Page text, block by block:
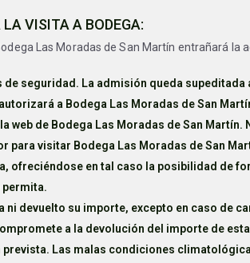
VISITA A BODEGA:
Las Moradas de San Martín entrañará la
seguridad. La admisión queda
a Bodega Las Moradas de San
web de Bodega Las Moradas de San
para visitar Bodega Las Moradas de San
ofreciéndose en tal caso la posibilidad de
permita.
devuelto su importe, excepto en caso de
a la devolución del importe de
Las malas condiciones